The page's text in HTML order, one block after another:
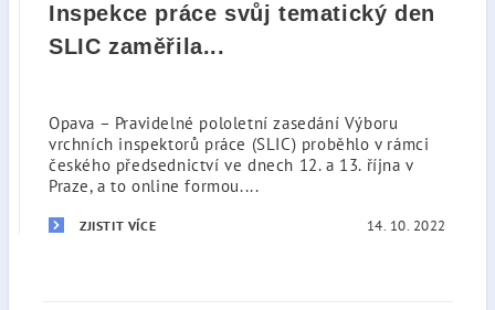
Inspekce práce svůj tematický den
SLIC zaměřila...
Opava – Pravidelné pololetní zasedání Výboru
vrchních inspektorů práce (SLIC) proběhlo v rámci
českého předsednictví ve dnech 12. a 13. října v
Praze, a to online formou....
ZJISTIT VÍCE 14. 10. 2022